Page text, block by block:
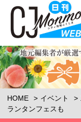
HOME イベント
ランタンフェスも